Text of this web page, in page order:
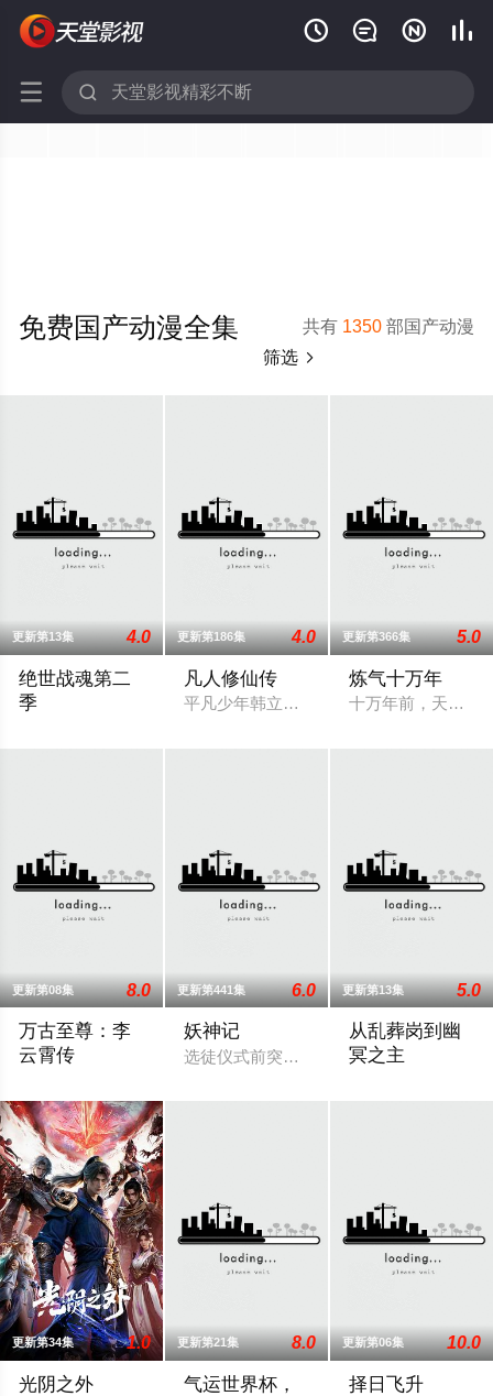
   
 
共有 1350 部国产动漫
免费国产动漫全集
筛选 
更新第13集 4.0
绝世战魂第二
季
更新第186集 4.0
凡人修仙传
平凡少年韩立出生贫困，为了让家人过上
更新第366集 5.0
炼气十万年
十万年前，天岚宗
更新第08集 8.0
万古至尊：李
云霄传
更新第441集 6.0
妖神记
选徒仪式前突然造访，行事神秘的翩翩公
更新第13集 5.0
从乱葬岗到幽
冥之主
更新第34集 1.0
光阴之外
更新第21集 8.0
气运世界杯，
更新第06集 10.0
择日飞升